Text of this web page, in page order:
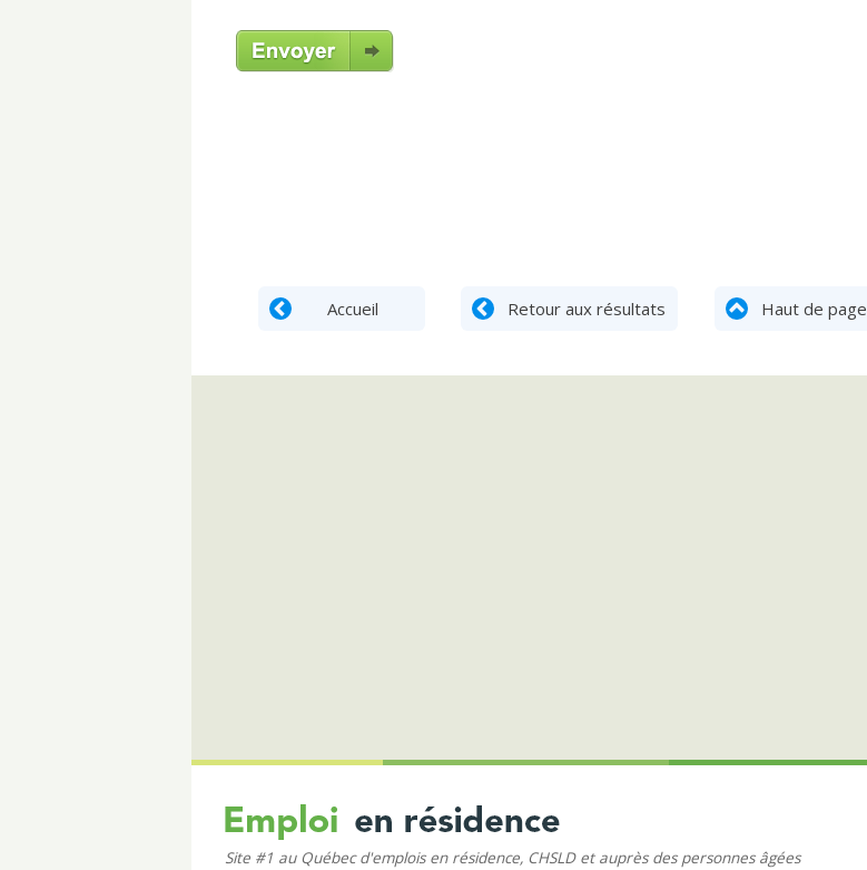
Haut de page
Accueil Retour aux résultats
Site #1 au Québec d'emplois en résidence, CHSLD et auprès des personnes âgées